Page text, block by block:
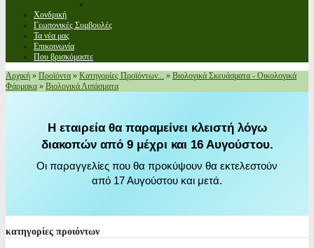
Χονδρική
Γεωπονικές Συμβουλές
Τα νέα μας
Επικοινωνία
Που βρισκόμαστε
Αρχική » Προϊόντα » Κατηγορίες Προϊόντων... » Βιολογικά Σκευάσματα - Οικολογικά
Φάρμακα » Βιολογικά Λιπάσματα
Η εταιρεία θα παραμείνει κλειστή λόγω
διακοπών από 9 μέχρι και 16 Αυγούστου.
Οι παραγγελίες που θα προκύψουν θα εκτελεστούν
από 17 Αυγούστου και μετά.
κατηγορίες προιόντων